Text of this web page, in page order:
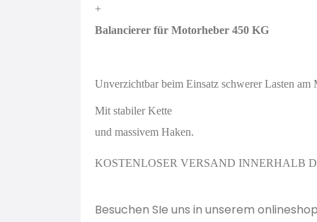
+
Balancierer für Motorheber 450 KG
Unverzichtbar beim Einsatz schwerer Lasten am
Mit stabiler Kette
und massivem Haken.
KOSTENLOSER VERSAND INNERHALB
Besuchen SIe uns in unserem onlineshop